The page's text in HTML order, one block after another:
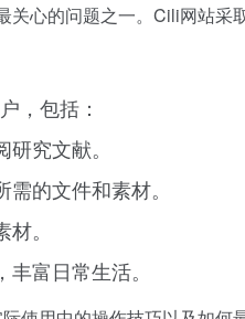
心的问题之一。Cili网站采
，包括：
究文献。
的文件和素材。
。
富日常生活。